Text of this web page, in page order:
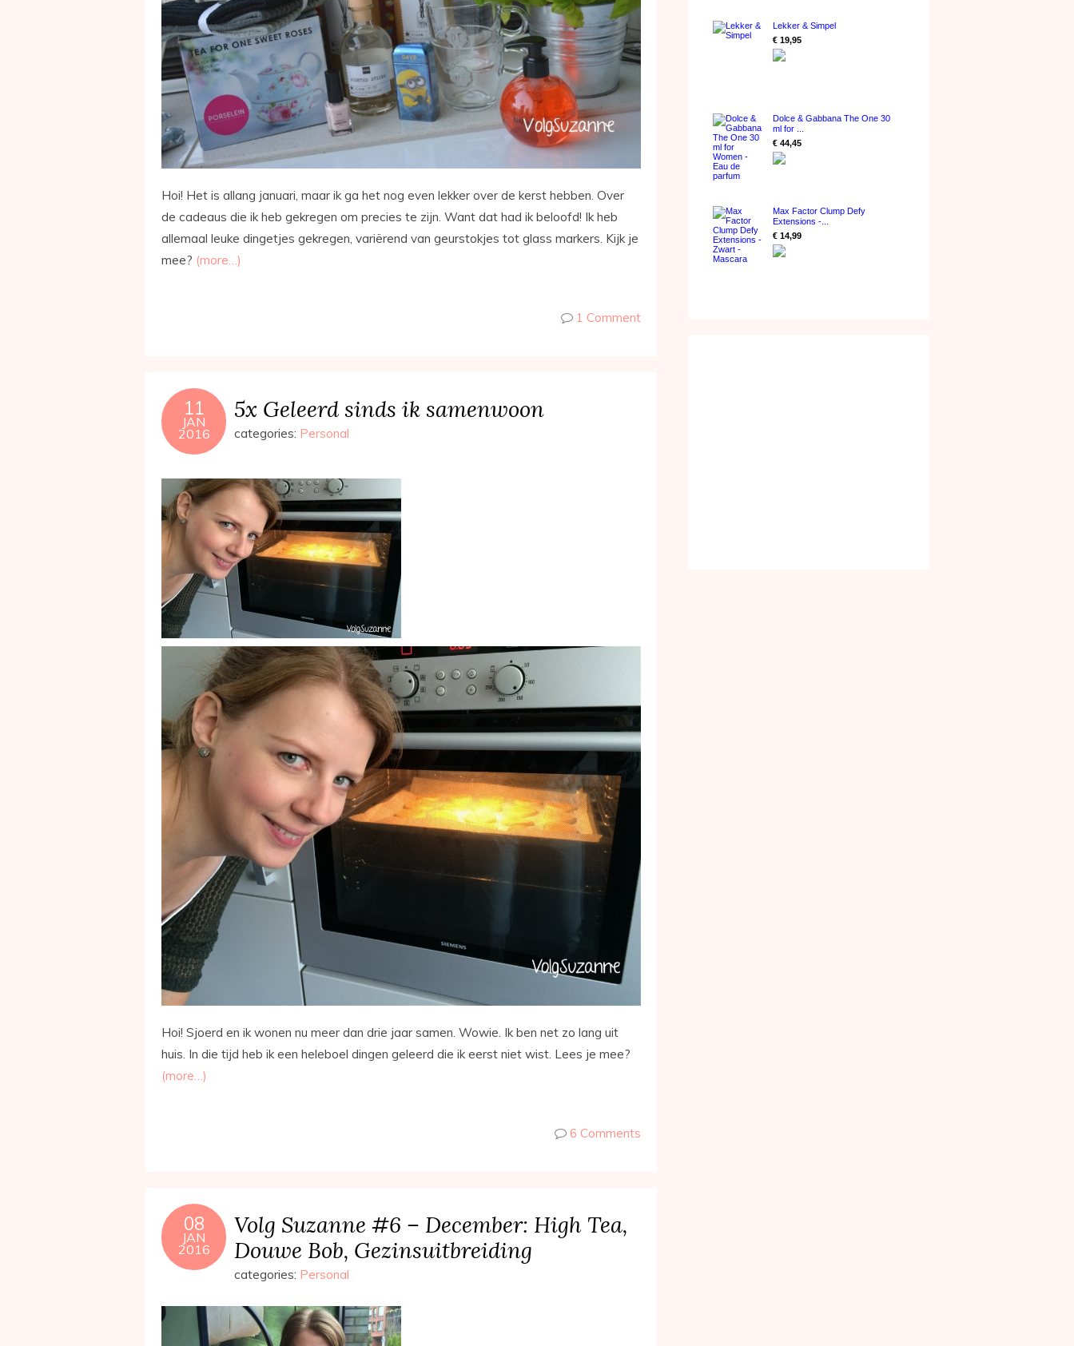
Hoi! Het is allang januari, maar ik ga het nog even lekker over de kerst hebben. Over
de cadeaus die ik heb gekregen om precies te zijn. Want dat had ik beloofd! Ik heb
allemaal leuke dingetjes gekregen, variërend van geurstokjes tot glass markers. Kijk je
mee? (more…)
1 Comment
11
JAN
2016
5x Geleerd sinds ik samenwoon
categories: Personal
Hoi! Sjoerd en ik wonen nu meer dan drie jaar samen. Wowie. Ik ben net zo lang uit
huis. In die tijd heb ik een heleboel dingen geleerd die ik eerst niet wist. Lees je mee?
(more…)
6 Comments
08
JAN
2016
Volg Suzanne #6 – December: High Tea,
Douwe Bob, Gezinsuitbreiding
categories: Personal
Lekker & Simpel
€ 19,95
Dolce & Gabbana The One 30
ml for ...
€ 44,45
Max Factor Clump Defy
Extensions -...
€ 14,99